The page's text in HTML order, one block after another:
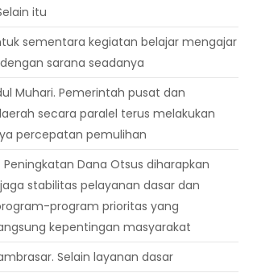
itu
sementara kegiatan belajar mengajar
sarana seadanya
Muhari. Pemerintah pusat dan
secara paralel terus melakukan
percepatan pemulihan
Dana Otsus diharapkan
stabilitas pelayanan dasar dan
program prioritas yang
kepentingan masyarakat
Selain layanan dasar